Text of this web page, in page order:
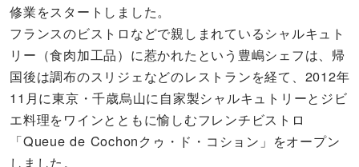
修業をスタートしました。
フランスのビストロなどで親しまれているシャルキュト
リー（食肉加工品）に惹かれたという豊嶋シェフは、帰
国後は調布のスリジェなどのレストランを経て、2012年
11月に東京・千歳烏山に自家製シャルキュトリーとジビ
エ料理をワインとともに愉しむフレンチビストロ
「Queue de Cochonクゥ・ド・コション」をオープン
しました。